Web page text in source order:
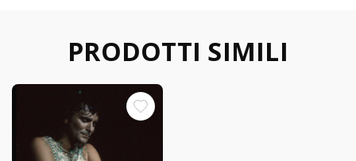
PRODOTTI SIMILI